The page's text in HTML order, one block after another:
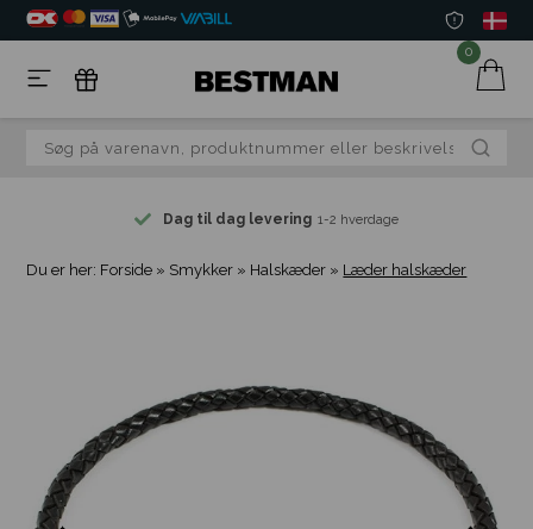
0
Dag til dag levering 1-2 hverdage
Du er her: Forside » Smykker » Halskæder » Læder halskæder